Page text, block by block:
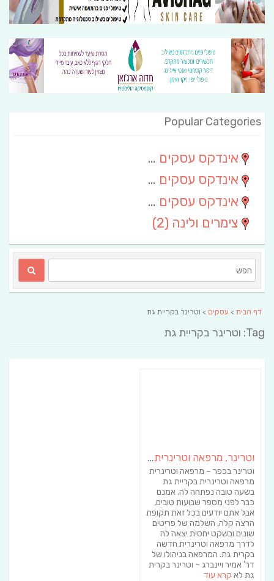
Popular Categories
אינדקס עסקים מרחבי
אינדקס עסקים חבל שלום
אינדקס עסקים ארצי
צימרים ולינה (2)
דף הבית > עסקים > וטרינר בקריית גת
Tag: וטרינר בקריית גת
וטרינר, מרפאה וטרינרית בקרית גת
וטרינר בכפר – מרפאה וטרינרית
מרפאה וטרינרית בקריית גת
בשעה טובה נפתחה לה. אמנם
כבר לפני מספר שבועות טובים,
אבל אתם יודעים בכל זאת תקופת
הרצה קלה, השלמה של פריטים
שונים ובשקט יחסית יצאה לה
לדרך מרפאה וטרינרית חדשה
בקרית גת. המרפאה בניהולו של
דר’ אמיר ויינברג – וטרינר בקרית
גת לא קרא עוד